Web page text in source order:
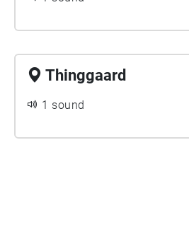
Thinggaard
1 sound